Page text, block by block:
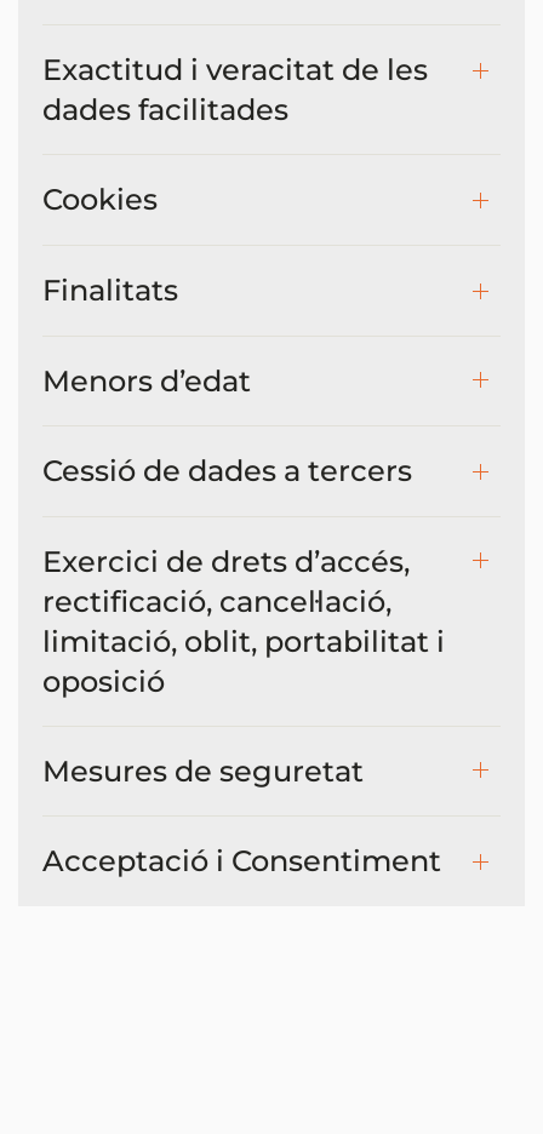
Exactitud i veracitat de les
dades facilitades
Cookies
Finalitats
Menors d’edat
Cessió de dades a tercers
Exercici de drets d’accés,
rectificació, cancel·lació,
limitació, oblit, portabilitat i
oposició
Mesures de seguretat
Acceptació i Consentiment